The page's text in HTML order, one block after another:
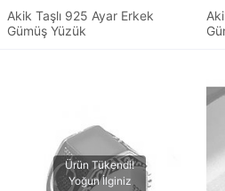
Akik Taşlı 925 Ayar Erkek
Gümüş Yüzük